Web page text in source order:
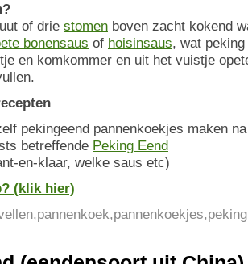
of drie stomen boven zacht kokend
bonensaus of hoisinsaus, wat
en komkommer en uit het vuistje
pekingeend pannenkoekjes maken
betreffende Peking Eend
en-klaar, welke saus etc)
(klik hier)
,pannenkoek,pannenkoekjes,